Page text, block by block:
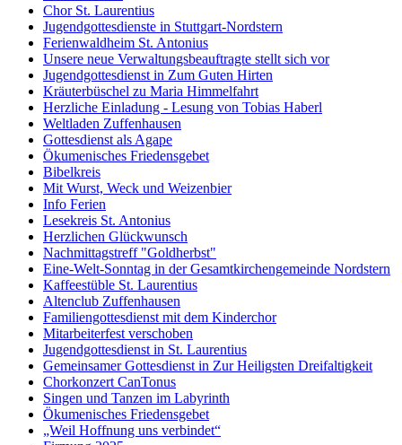
Chor St. Laurentius
Jugendgottesdienste in Stuttgart-Nordstern
Ferienwaldheim St. Antonius
Unsere neue Verwaltungsbeauftragte stellt sich vor
Jugendgottesdienst in Zum Guten Hirten
Kräuterbüschel zu Maria Himmelfahrt
Herzliche Einladung - Lesung von Tobias Haberl
Weltladen Zuffenhausen
Gottesdienst als Agape
Ökumenisches Friedensgebet
Bibelkreis
Mit Wurst, Weck und Weizenbier
Info Ferien
Lesekreis St. Antonius
Herzlichen Glückwunsch
Nachmittagstreff "Goldherbst"
Eine-Welt-Sonntag in der Gesamtkirchengemeinde Nordstern
Kaffeestüble St. Laurentius
Altenclub Zuffenhausen
Familiengottesdienst mit dem Kinderchor
Mitarbeiterfest verschoben
Jugendgottesdienst in St. Laurentius
Gemeinsamer Gottesdienst in Zur Heiligsten Dreifaltigkeit
Chorkonzert CanTonus
Singen und Tanzen im Labyrinth
Ökumenisches Friedensgebet
„Weil Hoffnung uns verbindet“